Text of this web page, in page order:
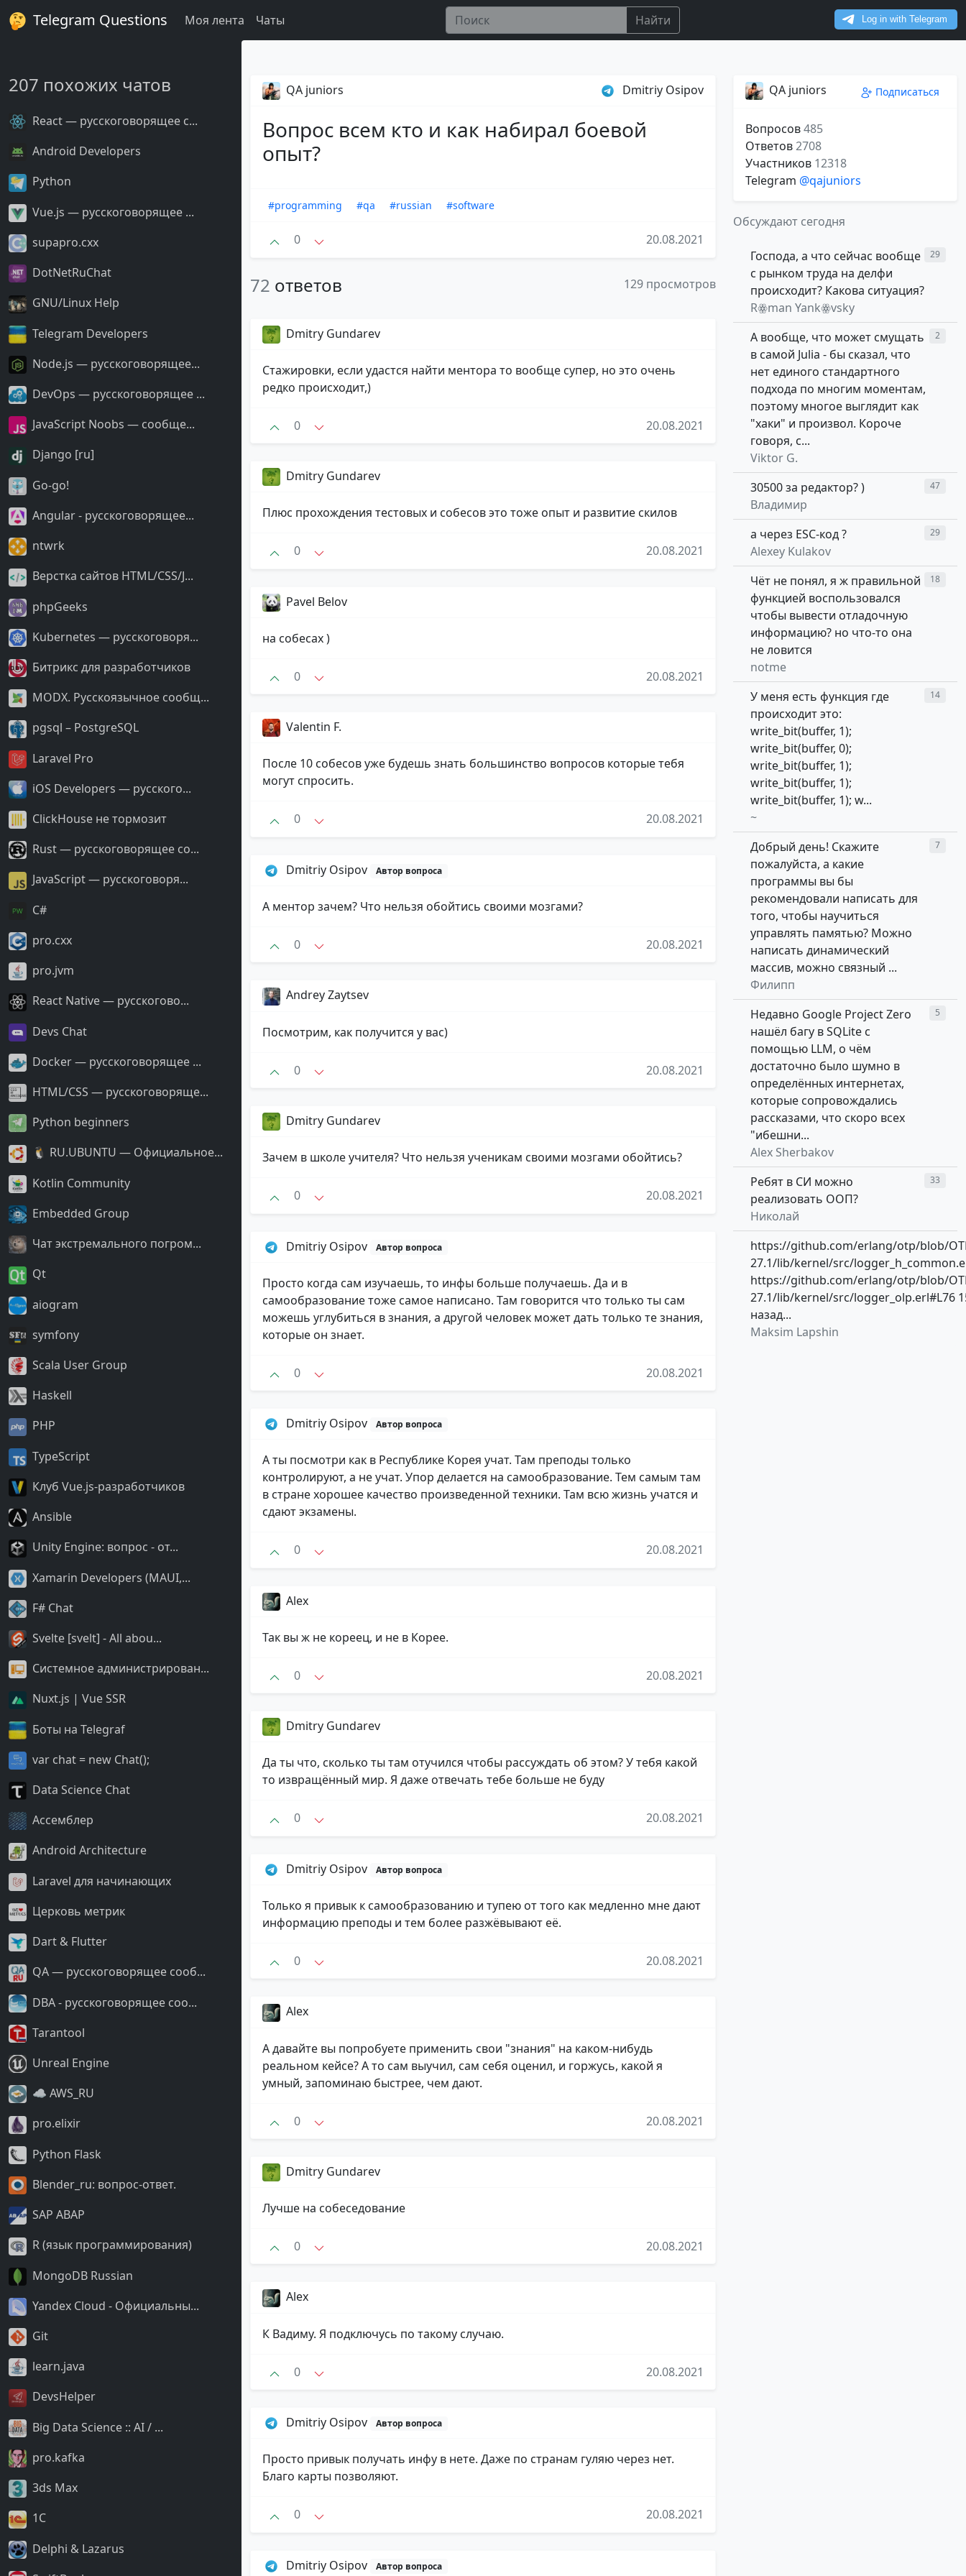
Telegram Questions Моя лента Чаты Найти
207 похожих чатов
React — русскоговорящее с...
Android Developers
Python
Vue.js — русскоговорящее ...
supapro.cxx
DotNetRuChat
GNU/Linux Help
Telegram Developers
Node.js — русскоговорящее...
DevOps — русскоговорящее ...
JavaScript Noobs — сообще...
Django [ru]
Go-go!
Angular - русскоговорящее...
ntwrk
Верстка сайтов HTML/CSS/J...
phpGeeks
Kubernetes — русскоговоря...
Битрикс для разработчиков
MODX. Русскоязычное сообщ...
pgsql – PostgreSQL
Laravel Pro
iOS Developers — русского...
ClickHouse не тормозит
Rust — русскоговорящее со...
JavaScript — русскоговоря...
С#
pro.cxx
pro.jvm
React Native — русскогово...
Devs Chat
Docker — русскоговорящее ...
HTML/CSS — русскоговоряще...
Python beginners
🐧 RU.UBUNTU — Официальное...
Kotlin Community
Embedded Group
Чат экстремального погром...
Qt
aiogram
symfony
Scala User Group
Haskell
PHP
TypeScript
Клуб Vue.js-разработчиков
Ansible
Unity Engine: вопрос - от...
Xamarin Developers (MAUI,...
F# Chat
Svelte [svelt] - All abou...
Системное администрирован...
Nuxt.js | Vue SSR
Боты на Telegraf
var chat = new Chat();
Data Science Chat
Ассемблер
Android Architecture
Laravel для начинающих
Церковь метрик
Dart & Flutter
QA — русскоговорящее сооб...
DBA - русскоговорящее соо...
Tarantool
Unreal Engine
☁️ AWS_RU
pro.elixir
Python Flask
Blender_ru: вопрос-ответ.
SAP ABAP
R (язык программирования)
MongoDB Russian
Yandex Cloud - Официальны...
Git
learn.java
DevsHelper
Big Data Science :: AI / ...
pro.kafka
3ds Max
1C
Delphi & Lazarus
QA juniors Dmitriy Osipov
Вопрос всем кто и как набирал боевой
опыт?
#programming #qa #russian #software
0 20.08.2021
72 ответов 129 просмотров
Dmitry Gundarev
Стажировки, если удастся найти ментора то вообще супер, но это очень
редко происходит,)
0 20.08.2021
Dmitry Gundarev
Плюс прохождения тестовых и собесов это тоже опыт и развитие скилов
0 20.08.2021
Pavel Belov
на собесах )
0 20.08.2021
Valentin F.
После 10 собесов уже будешь знать большинство вопросов которые тебя
могут спросить.
0 20.08.2021
Dmitriy Osipov Автор вопроса
А ментор зачем? Что нельзя обойтись своими мозгами?
0 20.08.2021
Andrey Zaytsev
Посмотрим, как получится у вас)
0 20.08.2021
Dmitry Gundarev
Зачем в школе учителя? Что нельзя ученикам своими мозгами обойтись?
0 20.08.2021
Dmitriy Osipov Автор вопроса
Просто когда сам изучаешь, то инфы больше получаешь. Да и в
самообразование тоже самое написано. Там говорится что только ты сам
можешь углубиться в знания, а другой человек может дать только те знания,
которые он знает.
0 20.08.2021
Dmitriy Osipov Автор вопроса
А ты посмотри как в Республике Корея учат. Там преподы только
контролируют, а не учат. Упор делается на самообразование. Тем самым там
в стране хорошее качество произведенной техники. Там всю жизнь учатся и
сдают экзамены.
0 20.08.2021
Alex
Так вы ж не кореец, и не в Корее.
0 20.08.2021
Dmitry Gundarev
Да ты что, сколько ты там отучился чтобы рассуждать об этом? У тебя какой
то извращённый мир. Я даже отвечать тебе больше не буду
0 20.08.2021
Dmitriy Osipov Автор вопроса
Только я привык к самообразованию и тупею от того как медленно мне дают
информацию преподы и тем более разжёвывают её.
0 20.08.2021
Alex
А давайте вы попробуете применить свои "знания" на каком-нибудь
реальном кейсе? А то сам выучил, сам себя оценил, и горжусь, какой я
умный, запоминаю быстрее, чем дают.
0 20.08.2021
Dmitry Gundarev
Лучше на собеседование
0 20.08.2021
Alex
К Вадиму. Я подключусь по такому случаю.
0 20.08.2021
Dmitriy Osipov Автор вопроса
Просто привык получать инфу в нете. Даже по странам гуляю через нет.
Благо карты позволяют.
0 20.08.2021
Dmitriy Osipov Автор вопроса
QA juniors Подписаться
Вопросов485
Ответов2708
Участников 12318
Telegram @qajuniors
Обсуждают сегодня
Господа, а что сейчас вообще
с рынком труда на делфи
происходит? Какова ситуация?
Rꙮman Yankꙮvsky
29
А вообще, что может смущать
в самой Julia - бы сказал, что
нет единого стандартного
подхода по многим моментам,
поэтому многое выглядит как
"хаки" и произвол. Короче
говоря, с...
Viktor G.
2
30500 за редактор? )
Владимир
47
а через ESC-код ?
Alexey Kulakov
29
Чёт не понял, я ж правильной
функцией воспользовался
чтобы вывести отладочную
информацию? но что-то она
не ловится
notme
18
У меня есть функция где
происходит это:
write_bit(buffer, 1);
write_bit(buffer, 0);
write_bit(buffer, 1);
write_bit(buffer, 1);
write_bit(buffer, 1); w...
~
14
Добрый день! Скажите
пожалуйста, а какие
программы вы бы
рекомендовали написать для
того, чтобы научиться
управлять памятью? Можно
написать динамический
массив, можно связный ...
Филипп
7
Недавно Google Project Zero
нашёл багу в SQLite с
помощью LLM, о чём
достаточно было шумно в
определённых интернетах,
которые сопровождались
рассказами, что скоро всех
"ибешни...
Alex Sherbakov
5
Ребят в СИ можно
реализовать ООП?
Николай
33
https://github.com/erlang/otp/blob/
27.1/lib/kernel/src/
https://github.com/erlang/otp/blob/
27.1/lib/kernel/src/logger_olp.erl#L76
назад...
Maksim Lapshin